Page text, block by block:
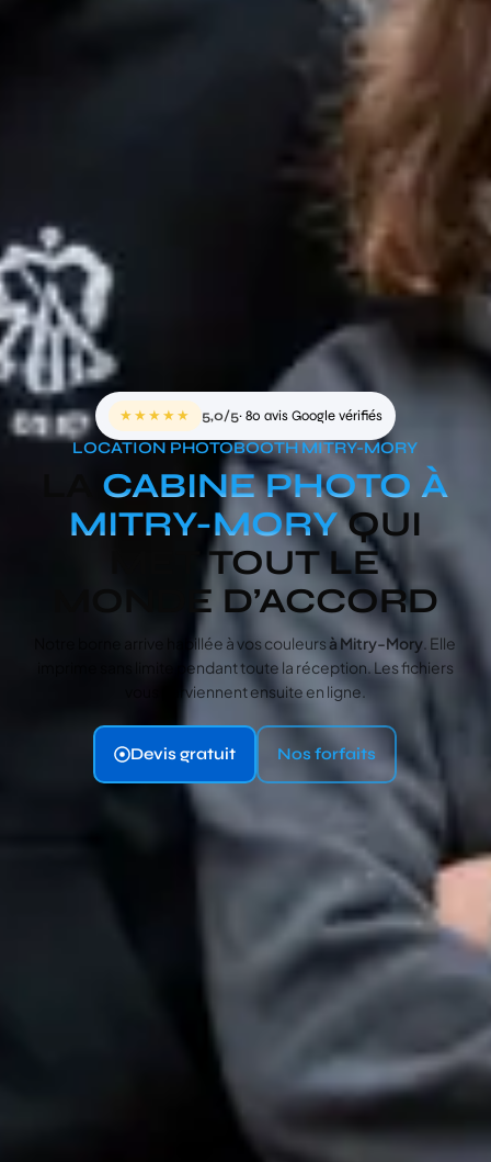
★★★★★ 5,0/5· 80 avis Google vérifiés
LOCATION PHOTOBOOTH MITRY-MORY
CABINE PHOTO À
MITRY-MORYQUI
MET TOUT LE
MONDE D’ACCORD
Notre borne arrive habillée à vos couleurs à Mitry-Mory . Elle
imprime sans limite pendant toute la réception. Les fichiers
vous parviennent ensuite en ligne.
Devis gratuit Nos forfaits